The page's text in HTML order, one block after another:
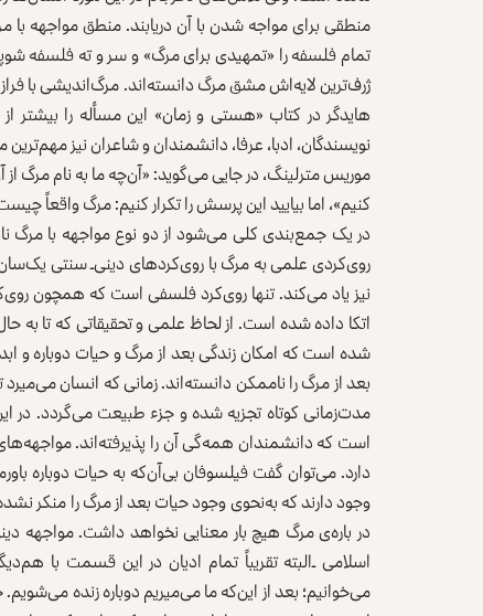
منطقی برای مواجه شدن با آن دریابند. منطق مواجهه
تمام فلسفه را «تمهیدی برای مرگ» و سر و ته فلسفه
ژرف‌ترین لایه‌اش مشق مرگ دانسته‌اند. مرگ‌اندیشی با
هایدگر در کتاب «هستی و زمان» این مسأله را بیشتر
نویسندگان، ادبا، عرفا، دانشمندان و شاعران نیز
موریس مترلینگ، در جایی می‌گوید: «آن‌چه ما به نام مرگ
کنیم»، اما بیایید این پرسش را تکرار کنیم: مرگ واقعاً
در یک جمع‌بندی کلی می‌شود از دو نوع مواجهه با مرگ
روی‌کردی علمی به مرگ با روی‌کردهای دینی‌ـ سنتی
نیز یاد می‌کند. تنها روی‌کرد فلسفی است که همچون
اتکا داده شده است. از لحاظ علمی و تحقیقاتی که تا به
شده است که امکان زندگی بعد از مرگ و حیات دوباره و
بعد از مرگ را ناممکن دانسته‌اند. زمانی‌ که انسان
مدت‌زمانی کوتاه تجزیه شده و جزء طبیعت می‌گردد. در
است‌ که دانشمندان همه‌گی آن‌ را پذیرفته‌اند.
دارد. می‌توان گفت فیلسوفان بی‌آن‌که به حیات دوباره
وجود دارند که به‌نحوی وجود حیات بعد از مرگ را منکر
در باره‌ی مرگ هیچ بار معنایی نخواهد داشت. مواجهه
اسلامی ـ‌البته تقریباً تمام ادیان در این قسمت با
می‌خوانیم؛ بعد از این‌که ما می‌میریم دوباره زنده